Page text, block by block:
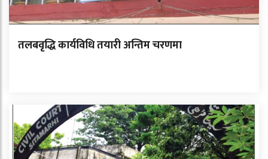
तलबवृद्धि कार्यविधि तयारी अन्तिम चरणमा